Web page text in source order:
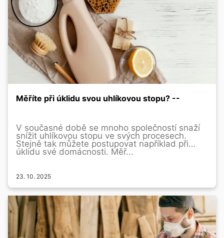
Měříte při úklidu svou uhlíkovou stopu? --
V současné době se mnoho společností snaží
snížit uhlíkovou stopu ve svých procesech.
Stejně tak můžete postupovat například při
úklidu své domácnosti. Měř...
23. 10. 2025